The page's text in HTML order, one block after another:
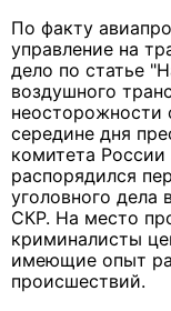
По факту
управление на
дело по статье
воздушного
неосторожности
середине дня
комитета России
распорядился
уголовного дела
СКР. На место
криминалисты
имеющие опыт
происшествий.